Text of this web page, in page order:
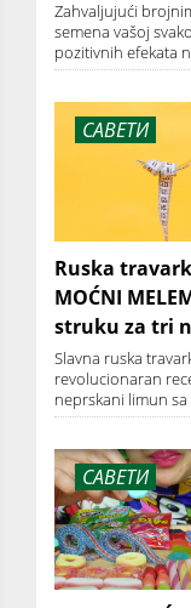
Zahvaljujući
semena vašoj
pozitivnih efekata
САВЕТИ
Ruska
MOĆNI
struku za tri
Slavna ruska
revolucionaran
neprskani limun
САВЕТИ